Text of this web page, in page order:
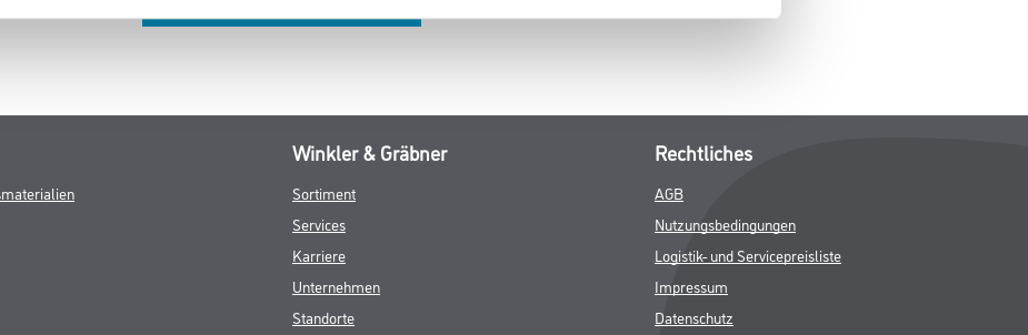
Winkler & Gräbner
Sortiment
Services
Karriere
Unternehmen
Standorte
Rechtliches
AGB
Nutzungsbedingungen
Logistik- und Servicepreisliste
Impressum
Datenschutz